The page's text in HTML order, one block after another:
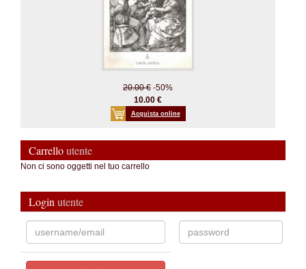
20.00 € -50%
10.00 €
Acquista online
Carrelloutente
Non ci sono oggetti nel tuo carrello
Login utente